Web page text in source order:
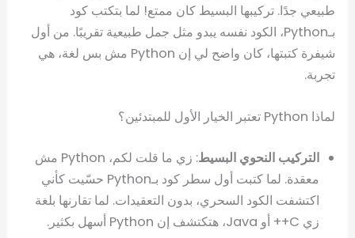
طبيعي جدًا. تركيبها البسيط كان ممتع! لما بتكتب كود
بـPython، الكود نفسه يبدو مثل جمل طبيعية تقريبًا. من أول
شيفرة كتبتها، كان واضح لي إن Python مش بس لغة، هي
تجربة.
لماذا Python تعتبر الخيار الأول للمبتدئين؟
التركيب النحوي البسيط
: زي ما قلت لكم، Python مش
معقدة. لما كتبت أول سطر كود بـPython حسّيت كأني
اكتشفت الكود السحري، بدون التعقيدات. لما تقارنها بلغة
زي C++ أو Java، هتكتشف إن Python أسهل بكثير.